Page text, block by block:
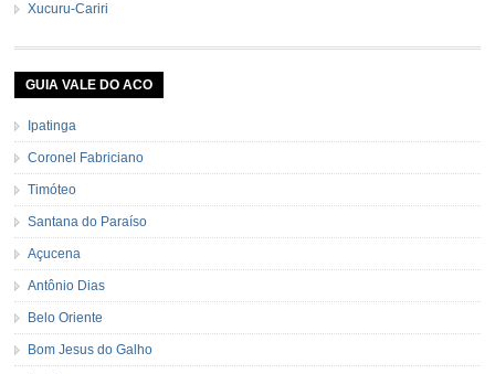
Xucuru-Cariri
GUIA VALE DO ACO
Ipatinga
Coronel Fabriciano
Timóteo
Santana do Paraíso
Açucena
Antônio Dias
Belo Oriente
Bom Jesus do Galho